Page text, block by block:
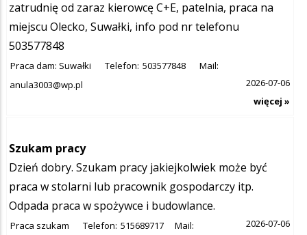
zatrudnię od zaraz kierowcę C+E, patelnia, praca na
miejscu Olecko, Suwałki, info pod nr telefonu
503577848
Praca dam: Suwałki Telefon: 503577848
Mail:
anula3003@wp.pl
2026-07-06
więcej »
Szukam pracy
Dzień dobry. Szukam pracy jakiejkolwiek może być
praca w stolarni lub pracownik gospodarczy itp.
Odpada praca w spożywce i budowlance.
Praca szukam Telefon: 515689717 Mail:
2026-07-06